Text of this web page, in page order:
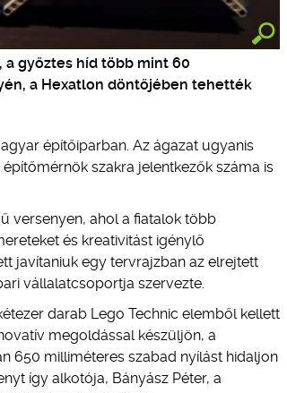
győztes híd több mint 60
a Hexatlon döntőjében tehették
építőiparban. Az ágazat ugyanis
szakra jelentkezők száma is
versenyen, ahol a fiatalok több
és kreativitást igénylő
javítaniuk egy tervrajzban az elrejtett
vállalatcsoportja szervezte.
darab Lego Technic elemből kellett
megoldással készüljön, a
650 milliméteres szabad nyílást hidaljon
így alkotója, Bányász Péter, a